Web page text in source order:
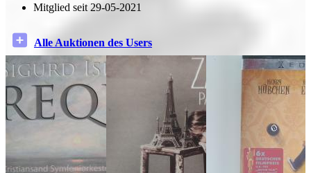
Mitglied seit 29-05-2021
Alle Auktionen des Users